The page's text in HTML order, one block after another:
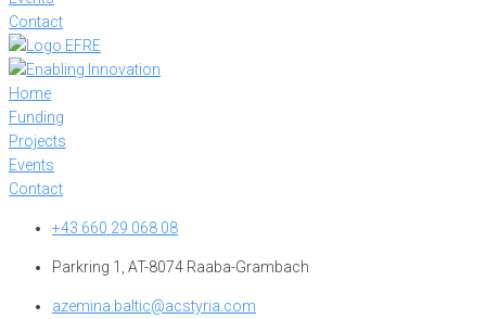
Contact
Home
Funding
Projects
Events
Contact
+43 660 29 068 08
Parkring 1, AT-8074 Raaba-Grambach
azemina.baltic@acstyria.com